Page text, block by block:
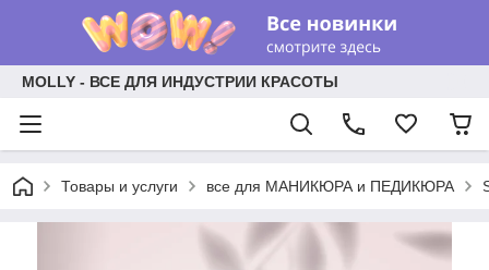
MOLLY - ВСЕ ДЛЯ ИНДУСТРИИ КРАСОТЫ
Товары и услуги все для МАНИКЮРА и ПЕДИКЮРА